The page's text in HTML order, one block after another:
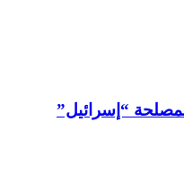
“إسرائيل”